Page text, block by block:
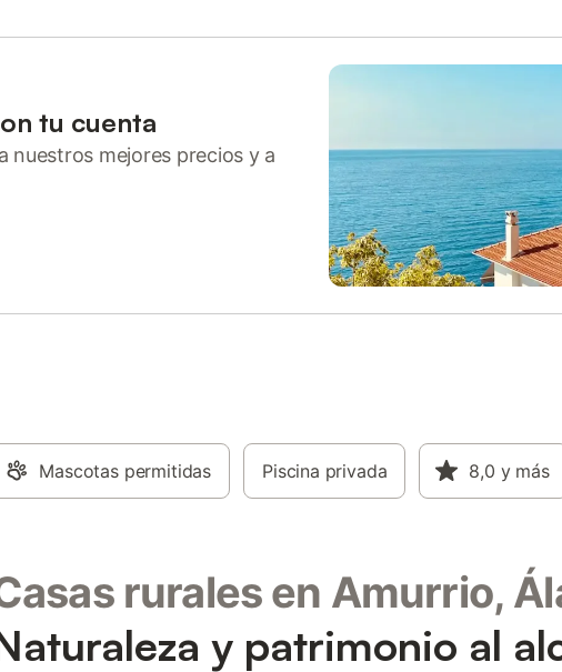
tu cuenta
nuestros mejores precios y a
Mascotas permitidas Piscina privada 8,0 y más
rurales en Amurrio,
y patrimonio al